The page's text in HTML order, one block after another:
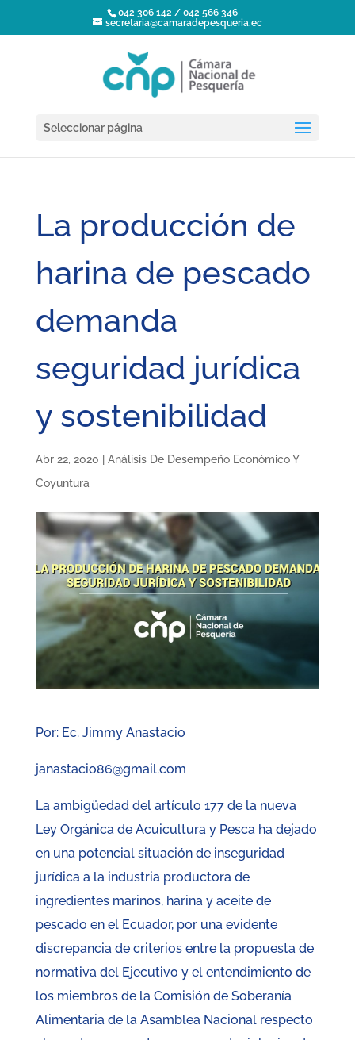
042 306 142 / 042 566 346
secretaria@camaradepesqueria.ec
Seleccionar página
La producción de
harina de pescado
demanda
seguridad jurídica
y sostenibilidad
Abr 22, 2020
Análisis De Desempeño Económico Y
Coyuntura
Por: Ec. Jimmy Anastacio
janastacio86@gmail.com
La ambigüedad del artículo 177 de la nueva
Ley Orgánica de Acuicultura y Pesca ha dejado
en una potencial situación de inseguridad
jurídica a la industria productora de
ingredientes marinos, harina y aceite de
pescado en el Ecuador, por una evidente
discrepancia de criterios entre la propuesta de
normativa del Ejecutivo y el entendimiento de
los miembros de la Comisión de Soberanía
Alimentaria de la Asamblea Nacional respecto